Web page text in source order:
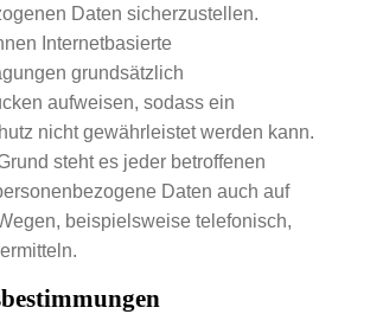
Daten sicherzustellen.
Internetbasierte
grundsätzlich
aufweisen, sodass ein
nicht gewährleistet werden kann.
steht es jeder betroffenen
Daten auch auf
beispielsweise telefonisch,